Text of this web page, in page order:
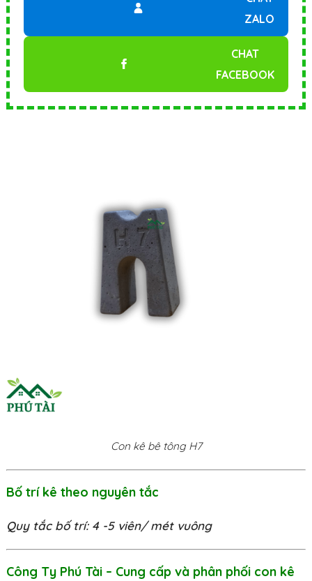
ZALO
CHAT
FACEBOOK
Con kê bê tông H7
Bố trí kê theo nguyên tắc
Quy tắc bố trí: 4 -5 viên/ mét vuông
Công Ty Phú Tài – Cung cấp và phân phối con kê